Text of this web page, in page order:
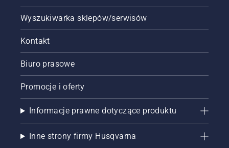
Wyszukiwarka sklepów/serwisów
Kontakt
Biuro prasowe
Promocje i oferty
Informacje prawne dotyczące produktu
Inne strony firmy Husqvarna